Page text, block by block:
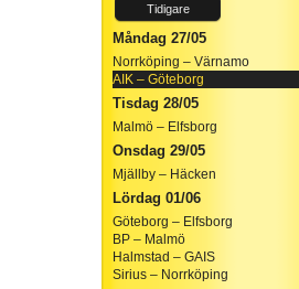
Tidigare
Måndag 27/05
Norrköping – Värnamo
AIK – Göteborg
Tisdag 28/05
Malmö – Elfsborg
Onsdag 29/05
Mjällby – Häcken
Lördag 01/06
Göteborg – Elfsborg
BP – Malmö
Halmstad – GAIS
Sirius – Norrköping